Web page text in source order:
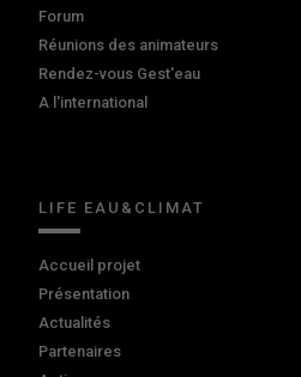
Forum
Réunions des animateurs
Rendez-vous Gest'eau
A l'international
LIFE EAU&CLIMAT
Accueil projet
Présentation
Actualités
Partenaires